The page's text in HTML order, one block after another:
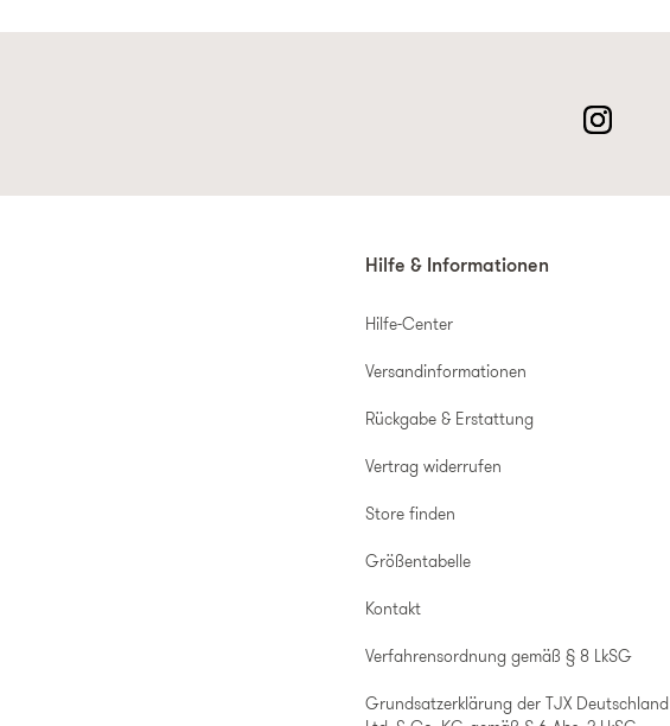
Hilfe & Informationen
Hilfe-Center
Versandinformationen
Rückgabe & Erstattung
Vertrag widerrufen
Store finden
Größentabelle
Kontakt
Verfahrensordnung gemäß § 8 LkSG
Grundsatzerklärung der TJX Deutschland